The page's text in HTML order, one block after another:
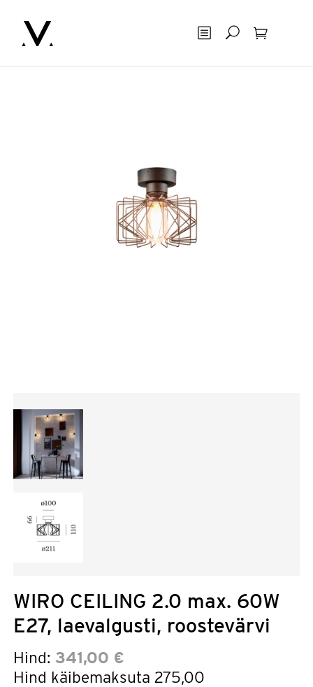
OtsingOstukorv
WIRO CEILING 2.0 max. 60W
E27, laevalgusti, roostevärvi
Hind: 341,00 €
Hind käibemaksuta 275,00